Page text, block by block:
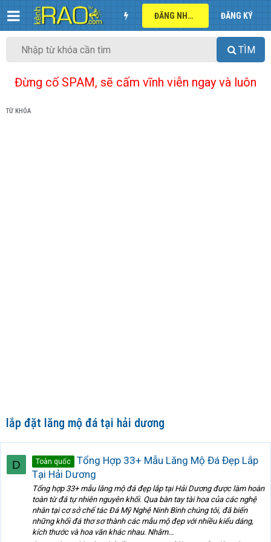
ĐĂNG NHẬP ĐĂNG KÝ
TÌM
Đừng cố SPAM, sẽ cấm vĩnh viễn ngay và luôn
TỪ KHÓA
lắp đặt lăng mộ đá tại hải dương
D Toàn quốc
Tổng Hợp 33+ Mẫu Lăng Mộ Đá Đẹp Lắp
Tại Hải Dương
Tổng hợp 33+ mẫu lăng mộ đá đẹp lắp tại Hải Dương được làm hoàn
toàn từ đá tự nhiên nguyên khối. Qua bàn tay tài hoa của các nghệ
nhân tại cơ sở chế tác Đá Mỹ Nghệ Ninh Bình chúng tôi, đã biến
những khối đá thơ sơ thành các mẫu mộ đẹp với nhiều kiểu dáng,
kích thước và hoa văn khác nhau. Nhằm...